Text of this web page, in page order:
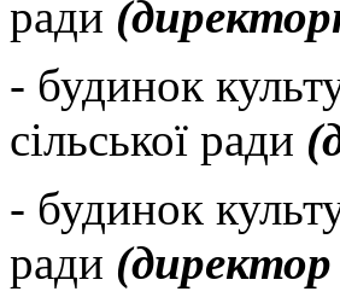
ради
- будинок
сільської ради
- будинок
ради